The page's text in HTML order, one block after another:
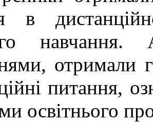
в
отримали
питання,
освітнього